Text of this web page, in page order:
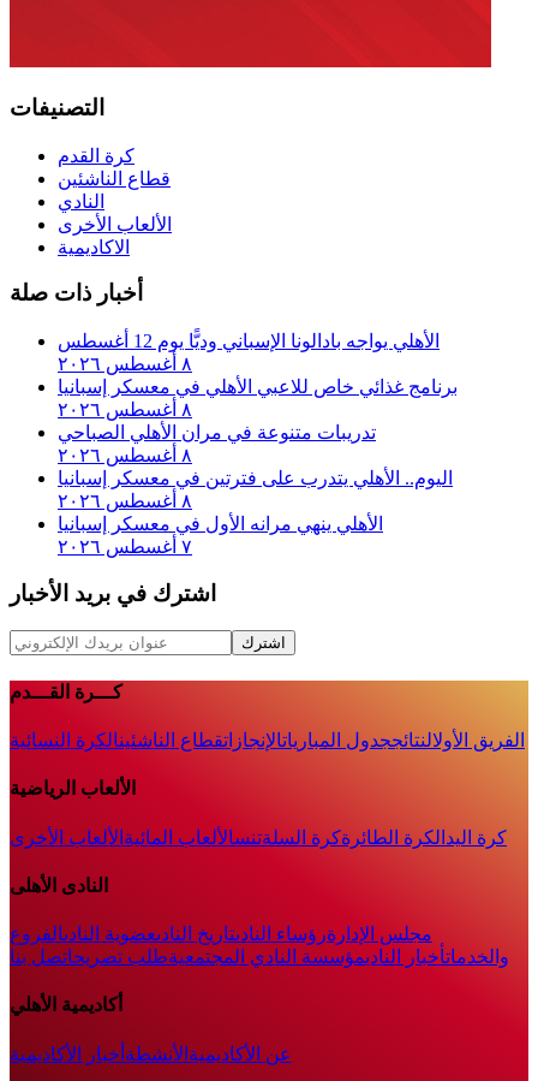
التصنيفات
كرة القدم
قطاع الناشئين
النادي
الألعاب الأخرى
الاكاديمية
أخبار ذات صلة
الأهلي يواجه بادالونا الإسباني وديًّا يوم 12 أغسطس
٨ أغسطس ٢٠٢٦
برنامج غذائي خاص للاعبي الأهلي في معسكر إسبانيا
٨ أغسطس ٢٠٢٦
تدريبات متنوعة في مران الأهلي الصباحي
٨ أغسطس ٢٠٢٦
اليوم.. الأهلي يتدرب على فترتين في معسكر إسبانيا
٨ أغسطس ٢٠٢٦
الأهلي ينهي مرانه الأول في معسكر إسبانيا
٧ أغسطس ٢٠٢٦
اشترك في بريد الأخبار
اشترك
كـــرة القـــدم
الفريق الأولالنتائججدول المبارياتالإنجازاتقطاع الناشئينالكرة النسائية
الألعاب الرياضية
كرة اليد الكرة الطائرةكرة السلةتنسالألعاب المائية الألعاب الأخرى
النادى الأهلى
مجلس الإدارةرؤساء النادىتاريخ النادىعضوية النادىالفروع
والخدماتأخبار الناديمؤسسة النادي المجتمعيةطلب تصريحاتصل بنا
أكاديمية الأهلي
عن الأكاديمية الأنشطة أخبار الأكاديمية